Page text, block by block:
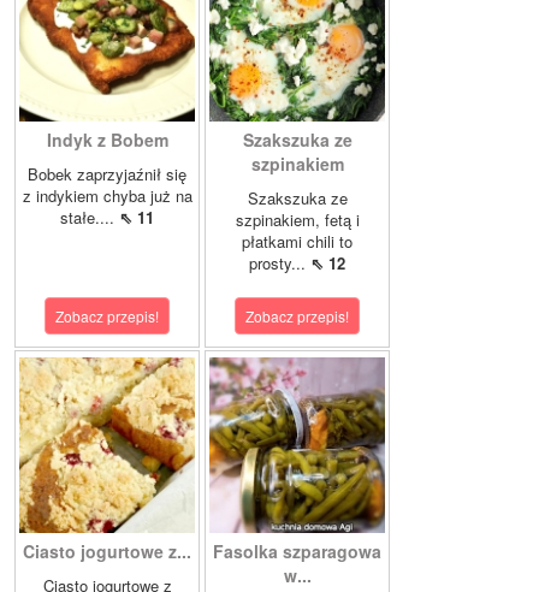
Indyk z Bobem
Bobek zaprzyjaźnił się
z indykiem chyba już na
stałe.... ⇖ 11
Zobacz przepis!
Szakszuka ze
szpinakiem
Szakszuka ze
szpinakiem, fetą i
płatkami chili to
prosty... ⇖ 12
Zobacz przepis!
Ciasto jogurtowe z...
Ciasto jogurtowe z
Fasolka szparagowa
w...